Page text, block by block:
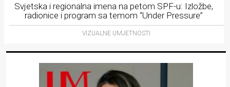
Svjetska i regionalna imena na petom SPF-u: Izložbe,
radionice i program sa temom “Under Pressure”
VIZUALNE UMJETNOSTI